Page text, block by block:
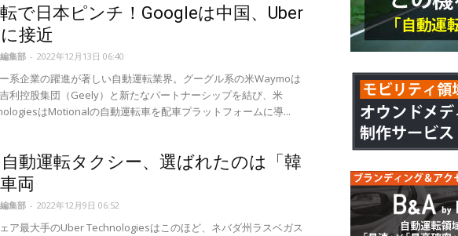
で日本ピンチ！Googleは中国、Uber
接近
集部 - 2022年12月13日 06:40
系企業の躍進が著しい自動運転業界。グーグル系の米Waymoは
利控股集団（Geely）と新たなパートナーシップを結び、米
はMotionalの自動運転車を配車プラットフォームに導...
動運転タクシー、選ばれたのは「韓
両
集部 - 2022年12月9日 06:52
ア最大手のUber Technologiesはこのほど、ネバダ州ラスベガス